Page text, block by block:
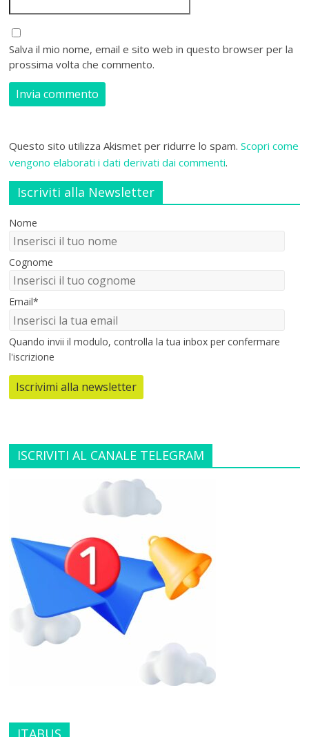
Salva il mio nome, email e sito web in questo browser per la
prossima volta che commento.
Questo sito utilizza Akismet per ridurre lo spam.Scopri come
vengono elaborati i dati derivati dai commenti.
Iscriviti alla Newsletter
Nome
Cognome
Email*
Quando invii il modulo, controlla la tua inbox per confermare
l'iscrizione
Iscrivimi alla newsletter
ISCRIVITI AL CANALE TELEGRAM
ITABUS